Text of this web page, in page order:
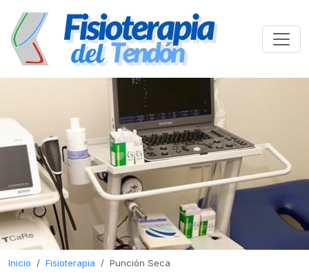
Inicio Fisioterapia Punción Seca